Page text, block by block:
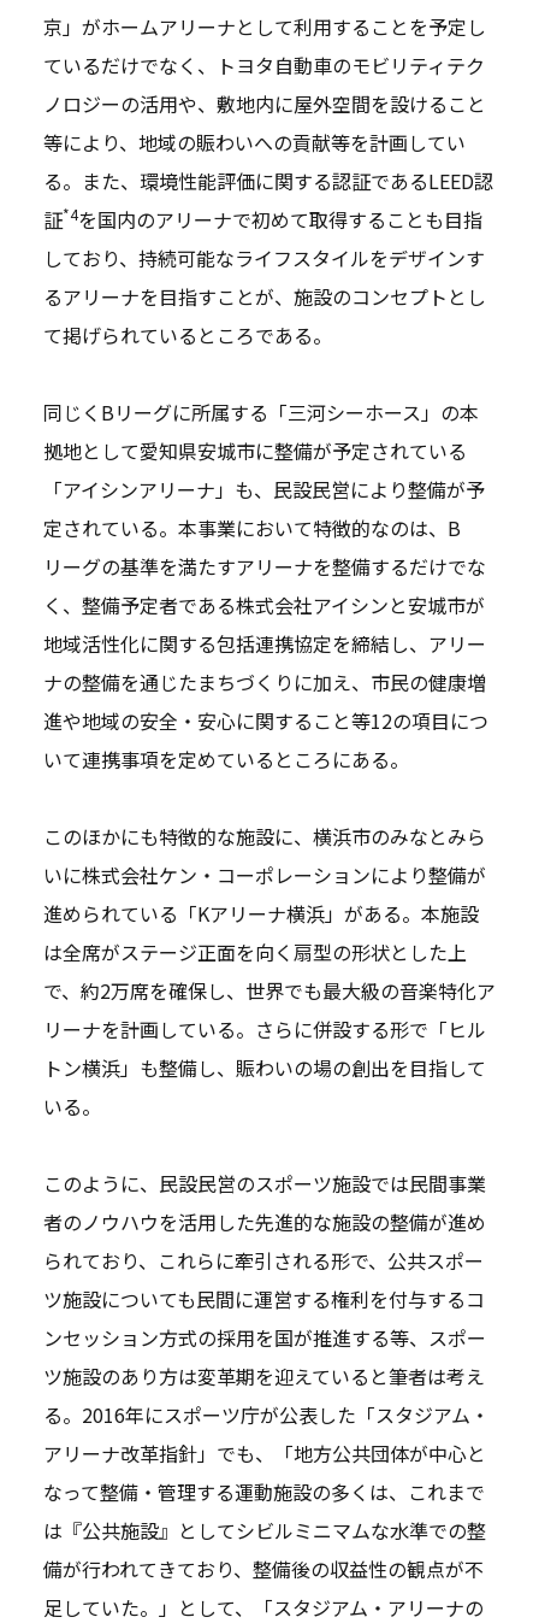
京」がホームアリーナとして利用することを予定し
ているだけでなく、トヨタ自動車のモビリティテク
ノロジーの活用や、敷地内に屋外空間を設けること
等により、地域の賑わいへの貢献等を計画してい
る。また、環境性能評価に関する認証であるLEED認
証*4を国内のアリーナで初めて取得することも目指
しており、持続可能なライフスタイルをデザインす
るアリーナを目指すことが、施設のコンセプトとし
て掲げられているところである。
同じくBリーグに所属する「三河シーホース」の本
拠地として愛知県安城市に整備が予定されている
「アイシンアリーナ」も、民設民営により整備が予
定されている。本事業において特徴的なのは、B
リーグの基準を満たすアリーナを整備するだけでな
く、整備予定者である株式会社アイシンと安城市が
地域活性化に関する包括連携協定を締結し、アリー
ナの整備を通じたまちづくりに加え、市民の健康増
進や地域の安全・安心に関すること等12の項目につ
いて連携事項を定めているところにある。
このほかにも特徴的な施設に、横浜市のみなとみら
いに株式会社ケン・コーポレーションにより整備が
進められている「Kアリーナ横浜」がある。本施設
は全席がステージ正面を向く扇型の形状とした上
で、約2万席を確保し、世界でも最大級の音楽特化ア
リーナを計画している。さらに併設する形で「ヒル
トン横浜」も整備し、賑わいの場の創出を目指して
いる。
このように、民設民営のスポーツ施設では民間事業
者のノウハウを活用した先進的な施設の整備が進め
られており、これらに牽引される形で、公共スポー
ツ施設についても民間に運営する権利を付与するコ
ンセッション方式の採用を国が推進する等、スポー
ツ施設のあり方は変革期を迎えていると筆者は考え
る。2016年にスポーツ庁が公表した「スタジアム・
アリーナ改革指針」でも、「地方公共団体が中心と
なって整備・管理する運動施設の多くは、これまで
は『公共施設』としてシビルミニマムな水準での整
備が行われてきており、整備後の収益性の観点が不
足していた。」として、「スタジアム・アリーナの